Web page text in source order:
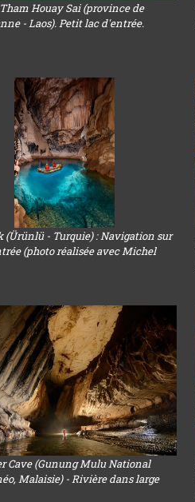
Houay Sai (province de
- Laos). Petit lac d'entrée.
- Turquie) : Navigation sur
(photo réalisée avec Michel
Cave (Gunung Mulu National
Malaisie) - Rivière dans large